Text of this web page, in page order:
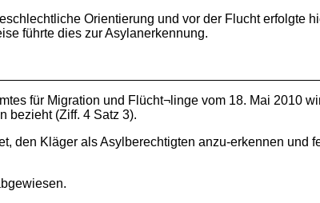
Orientierung und vor der Flucht erfolgte
führte dies zur Asylanerkennung.
für Migration und Flücht¬linge vom 18. Mai 2010
bezieht (Ziff. 4 Satz 3).
den Kläger als Asylberechtigten anzu-erkennen und